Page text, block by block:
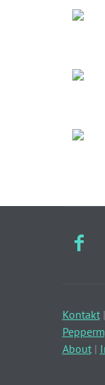
Kontakt|
About|